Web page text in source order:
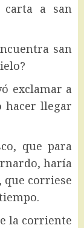
a san
san
exclamar a
hacer llegar
que para
haría
que corriese
la corriente